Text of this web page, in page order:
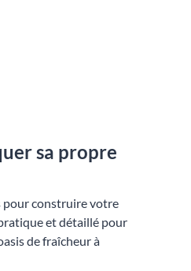
sa propre
pour construire votre
et détaillé pour
de fraîcheur à